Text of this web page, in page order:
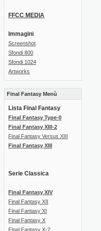
FFCC MEDIA
Immagini
Screenshot
Sfondi 800
Sfondi 1024
Artworks
Final Fantasy Menù
Lista Final Fantasy
Final Fantasy Type-0
Final Fantasy XIII-2
Final Fantasy Versus XIII
Final Fantasy XIII
Serie Classica
Final Fantasy XIV
Final Fantasy XII
Final Fantasy XI
Final Fantasy X
Final Fantasy X-2